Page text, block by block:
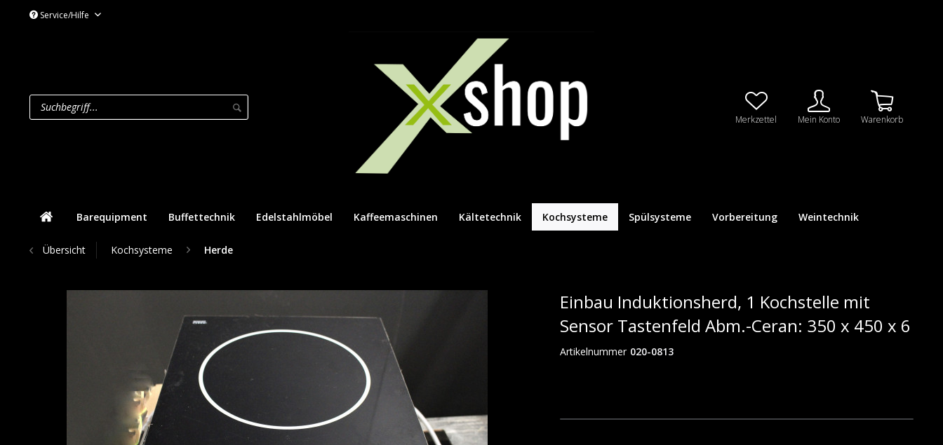
Service/Hilfe
Merkzettel Mein Konto Warenkorb
Barequipment Buffettechnik Edelstahlmöbel Kaffeemaschinen Kältetechnik Kochsysteme Spülsysteme Vorbereitung Weintechnik
Übersicht Kochsysteme Herde
Einbau Induktionsherd, 1 Kochstelle mit
Sensor Tastenfeld Abm.-Ceran: 350 x 450 x 6
Artikelnummer 020-0813